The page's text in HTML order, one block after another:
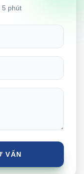
5 phút